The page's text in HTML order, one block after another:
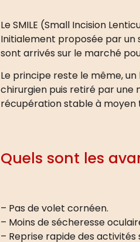
Le SMILE (Small Incision
Initialement proposée par un
sont arrivés sur le marché
Le principe reste le même,
chirurgien puis retiré par
récupération stable à moyen
Quels sont les
– Pas de volet cornéen.
– Moins de sécheresse
– Reprise rapide des activités